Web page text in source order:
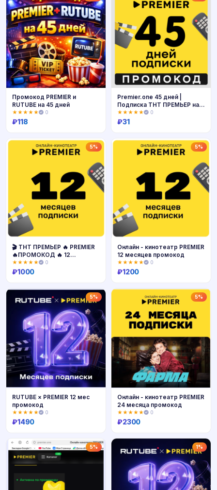
Купить
Промокод PREMIER и
RUTUBE на 45 дней
★★★★★ 0
₽118
Купить
Premier.one 45 дней |
Подписка ТНТ ПРЕМЬЕР на
45 дней (промокод)
★★★★★ 0
₽31
5%
Купить
🎬 ТНТ ПРЕМЬЕР 🔥 PREMIER
🔥ПРОМОКОД 🔥 12
МЕСЯЦЕВ 🔥
★★★★★ 0
₽1000
5%
Купить
Онлайн - кинотеатр PREMIER
12 месяцев промокод
★★★★★ 0
₽1200
5%
Купить
RUTUBE × PREMIER 12 мес
промокод
★★★★★ 0
₽1490
5%
Купить
Онлайн - кинотеатр PREMIER
24 месяца промокод
★★★★★ 0
₽2300
5% 1%